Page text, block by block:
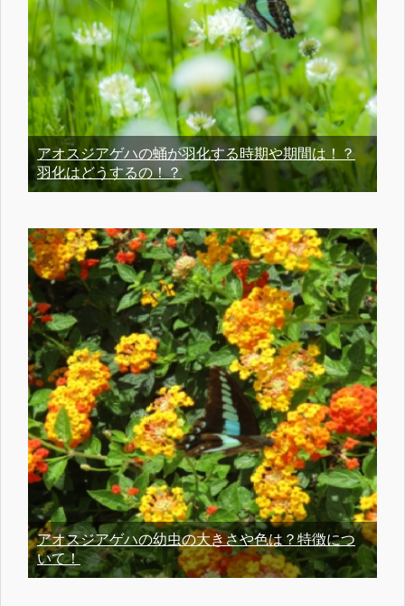
アオスジアゲハの蛹が羽化する時期や期間は！？
羽化はどうするの！？
アオスジアゲハの幼虫の大きさや色は？特徴につ
いて！